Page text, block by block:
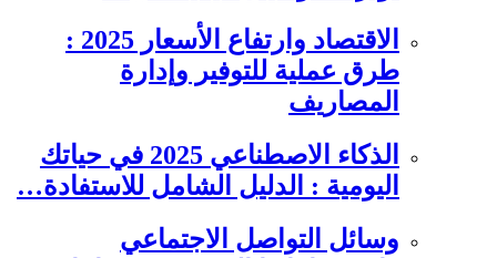
الاقتصاد وارتفاع الأسعار 2025 :
طرق عملية للتوفير وإدارة
المصاريف
الذكاء الاصطناعي 2025 في حياتك
اليومية : الدليل الشامل للاستفادة…
وسائل التواصل الاجتماعي